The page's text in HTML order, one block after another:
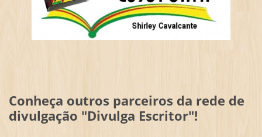
Conheça outros parceiros da rede de
divulgação "Divulga Escritor"!